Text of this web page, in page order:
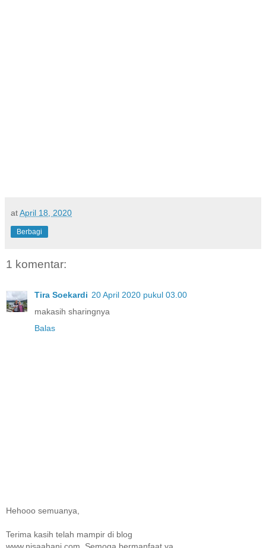
atApril 18, 2020
Berbagi
1 komentar:
Tira Soekardi 20 April 2020 pukul 03.00
makasih sharingnya
Balas
Hehooo semuanya,
Terima kasih telah mampir di blog